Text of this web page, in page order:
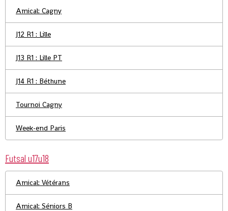
Amical: Cagny
J12 R1 : Lille
J13 R1 : Lille PT
J14 R1 : Béthune
Tournoi Cagny
Week-end Paris
Futsal u17u18
Amical: Vétérans
Amical: Séniors B